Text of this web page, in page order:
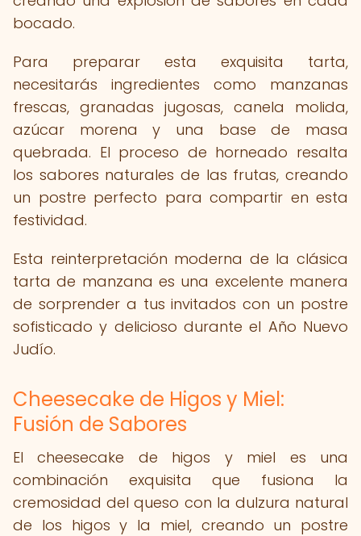
bocado.
Para preparar esta exquisita tarta,
necesitarás ingredientes como manzanas
frescas, granadas jugosas, canela molida,
azúcar morena y una base de masa
quebrada. El proceso de horneado resalta
los sabores naturales de las frutas, creando
un postre perfecto para compartir en esta
festividad.
Esta reinterpretación moderna de la clásica
tarta de manzana es una excelente manera
de sorprender a tus invitados con un postre
sofisticado y delicioso durante el Año Nuevo
Judío.
Cheesecake de Higos y Miel:
Fusión de Sabores
El cheesecake de higos y miel es una
combinación exquisita que fusiona la
cremosidad del queso con la dulzura natural
de los higos y la miel, creando un postre